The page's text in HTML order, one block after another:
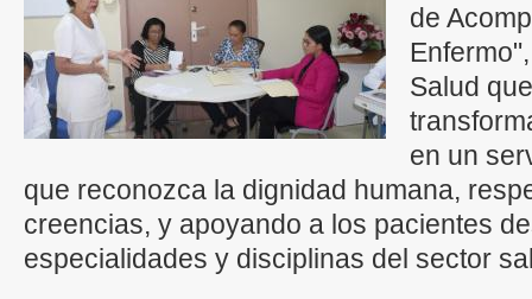
de
Salud
en un
que reconozca la dignidad humana,
creencias, y apoyando a los pacientes
especialidades y disciplinas del sector